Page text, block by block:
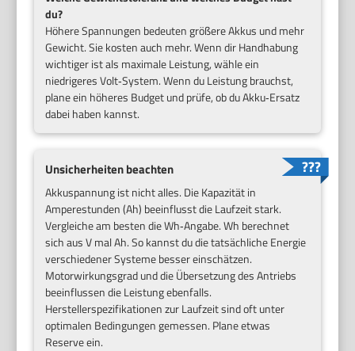
du?
Höhere Spannungen bedeuten größere Akkus und mehr
Gewicht. Sie kosten auch mehr. Wenn dir Handhabung
wichtiger ist als maximale Leistung, wähle ein
niedrigeres Volt‑System. Wenn du Leistung brauchst,
plane ein höheres Budget und prüfe, ob du Akku‑Ersatz
dabei haben kannst.
Unsicherheiten beachten
Akkuspannung ist nicht alles. Die Kapazität in
Amperestunden (Ah) beeinflusst die Laufzeit stark.
Vergleiche am besten die Wh‑Angabe. Wh berechnet
sich aus V mal Ah. So kannst du die tatsächliche Energie
verschiedener Systeme besser einschätzen.
Motorwirkungsgrad und die Übersetzung des Antriebs
beeinflussen die Leistung ebenfalls.
Herstellerspezifikationen zur Laufzeit sind oft unter
optimalen Bedingungen gemessen. Plane etwas
Reserve ein.